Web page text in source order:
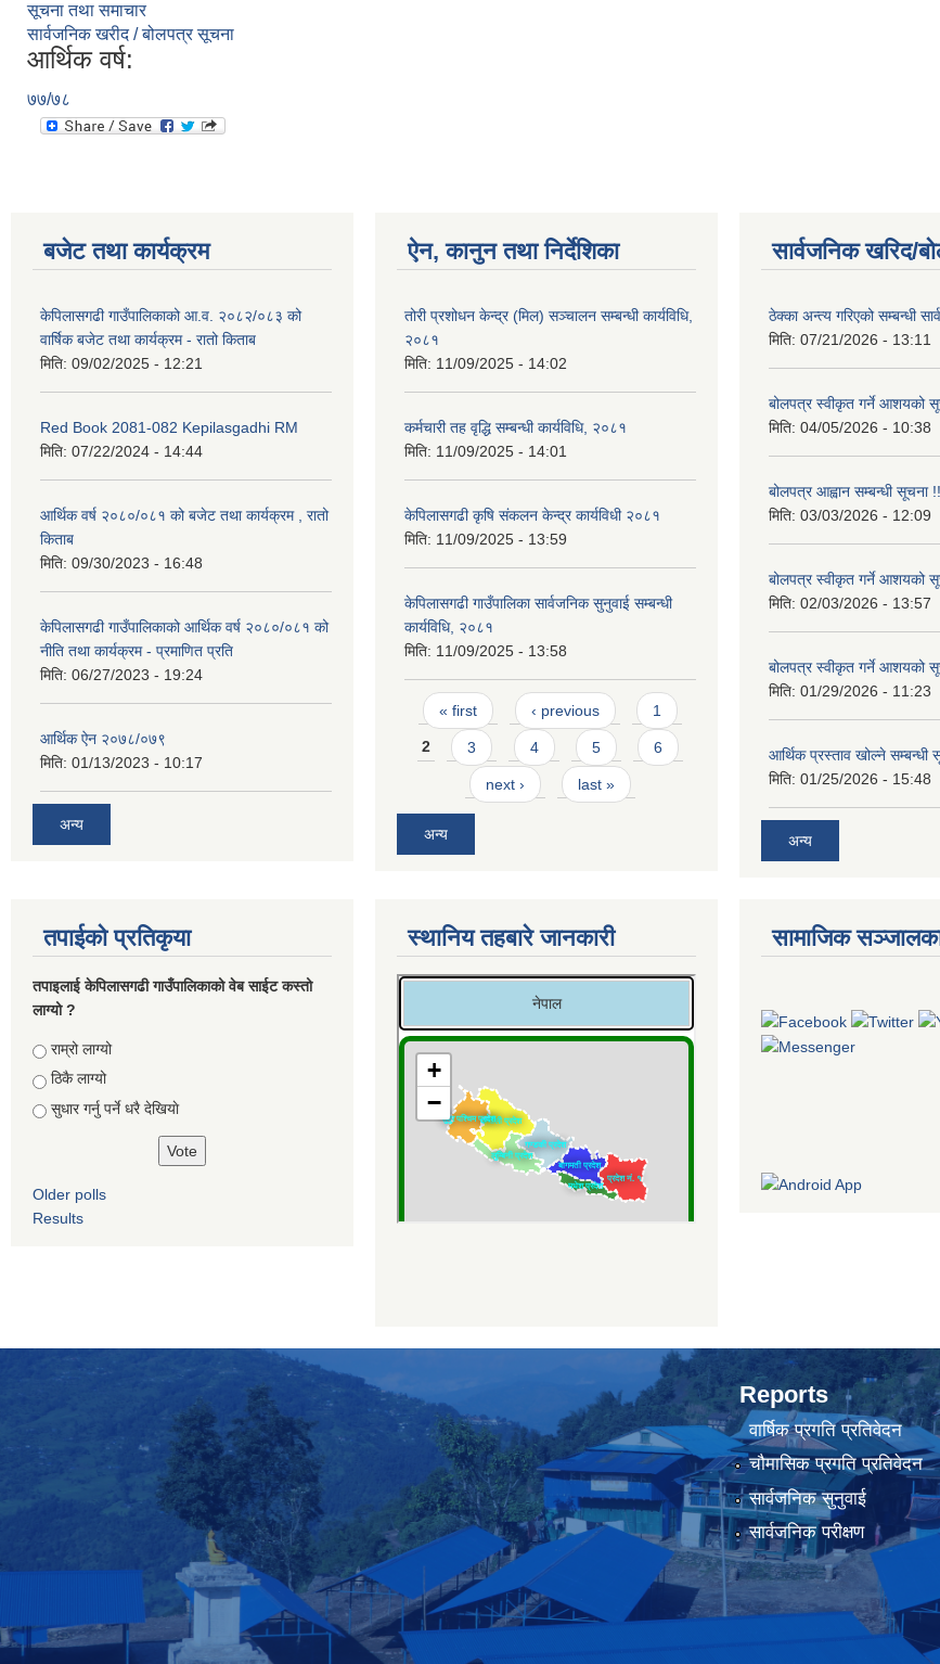
सूचना तथा समाचार
सार्वजनिक खरीद / बोलपत्र सूचना
आर्थिक वर्ष:
७७/७८
बजेट तथा कार्यक्रम
केपिलासगढी गाउँपालिकाको आ.व. २०८२/०८३ को
वार्षिक बजेट तथा कार्यक्रम - रातो किताब
मिति: 09/02/2025 - 12:21
Red Book 2081-082 Kepilasgadhi RM
मिति: 07/22/2024 - 14:44
आर्थिक वर्ष २०८०/०८१ को बजेट तथा कार्यक्रम , रातो
किताब
मिति: 09/30/2023 - 16:48
केपिलासगढी गाउँपालिकाको आर्थिक वर्ष २०८०/०८१ को
नीति तथा कार्यक्रम - प्रमाणित प्रति
मिति: 06/27/2023 - 19:24
आर्थिक ऐन २०७८/०७९
मिति: 01/13/2023 - 10:17
अन्य
ऐन, कानुन तथा निर्देशिका
तोरी प्रशोधन केन्द्र (मिल) सञ्चालन सम्बन्धी कार्यविधि,
२०८१
मिति: 11/09/2025 - 14:02
कर्मचारी तह वृद्धि सम्बन्धी कार्यविधि, २०८१
मिति: 11/09/2025 - 14:01
केपिलासगढी कृषि संकलन केन्द्र कार्यविधी २०८१
मिति: 11/09/2025 - 13:59
केपिलासगढी गाउँपालिका सार्वजनिक सुनुवाई सम्बन्धी
कार्यविधि, २०८१
मिति: 11/09/2025 - 13:58
Pages
« first ‹ previous 1
2 3 4 5 6
next › last »
अन्य
सार्वजनिक खरिद/
ठेक्का अन्त्य गरिएको सम्बन्धी
मिति: 07/21/2026 - 13:11
बोलपत्र स्वीकृत गर्ने आशयको
मिति: 04/05/2026 - 10:38
बोलपत्र आह्वान सम्बन्धी सूचना
मिति: 03/03/2026 - 12:09
बोलपत्र स्वीकृत गर्ने आशयको
मिति: 02/03/2026 - 13:57
बोलपत्र स्वीकृत गर्ने आशयको
मिति: 01/29/2026 - 11:23
आर्थिक प्रस्ताव खोल्ने सम्बन्धी
मिति: 01/25/2026 - 15:48
अन्य
तपाईको प्रतिकृया
तपाइलाई केपिलासगढी गाउँपालिकाको वेब साईट कस्तो
लाग्यो ?
Choices
राम्रो लाग्यो
ठिकै लाग्यो
सुधार गर्नु पर्ने धरै देखियाे
Older polls
Results
स्थानिय तहबारे जानकारी सामाजिक
Reports
वार्षिक प्रगति प्रतिवेदन
चौमासिक प्रगति प्रतिवेदन
सार्वजनिक सुनुवाई
सार्वजनिक परीक्षण